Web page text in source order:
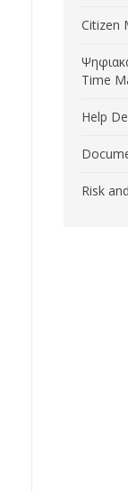
Citizen
Time
Help
Risk